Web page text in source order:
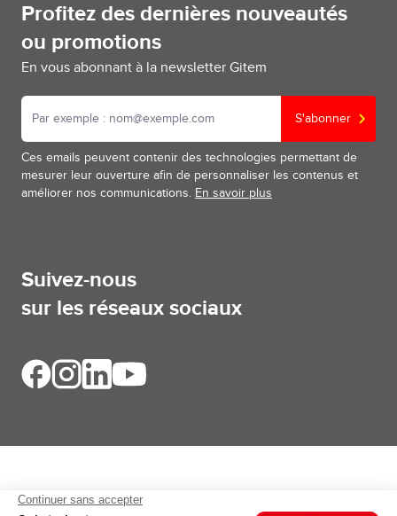
Profitez des dernières nouveautés
ou promotions
En vous abonnant à la newsletter Gitem
S'abonner
Ces emails peuvent contenir des technologies permettant de
mesurer leur ouverture afin de personnaliser les contenus et
améliorer nos communications. En savoir plus
Suivez-nous
sur les réseaux sociaux
Aides et informations